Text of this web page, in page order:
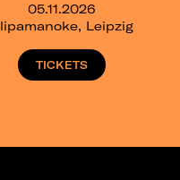
05.11.2026
Leipzig
TICKETS